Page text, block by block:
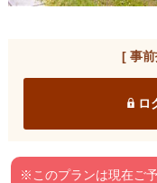
[ 事
ロ
※このプランは現在ご